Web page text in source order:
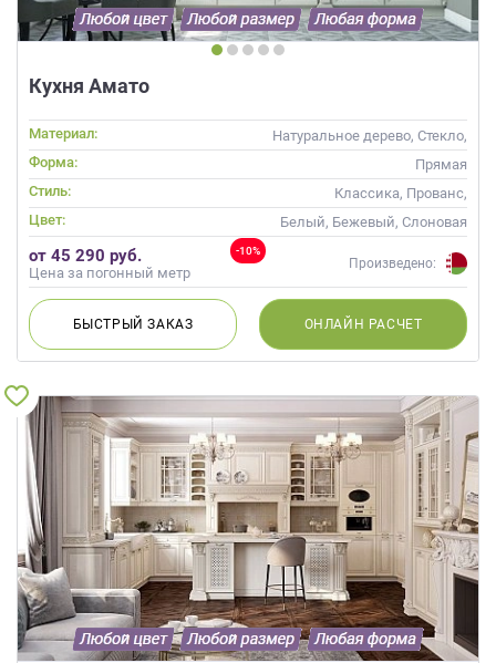
Кухня Амато
Материал:
Натуральное дерево, Стекло,
Массив, С патиной
Форма:
Прямая
Стиль:
Классика, Прованс,
Неоклассика
Цвет:
Белый, Бежевый, Слоновая
кость
-10%
от 45 290 руб.
Цена за погонный метр
Произведено:
БЫСТРЫЙЗАКАЗ ОНЛАЙН РАСЧЕТ